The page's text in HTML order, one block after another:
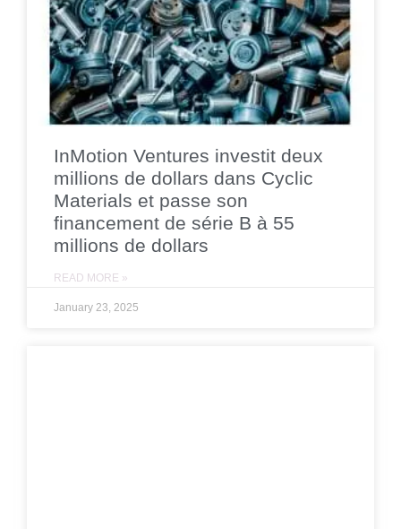
InMotion Ventures investit deux
millions de dollars dans Cyclic
Materials et passe son
financement de série B à 55
millions de dollars
READ MORE »
January 23, 2025